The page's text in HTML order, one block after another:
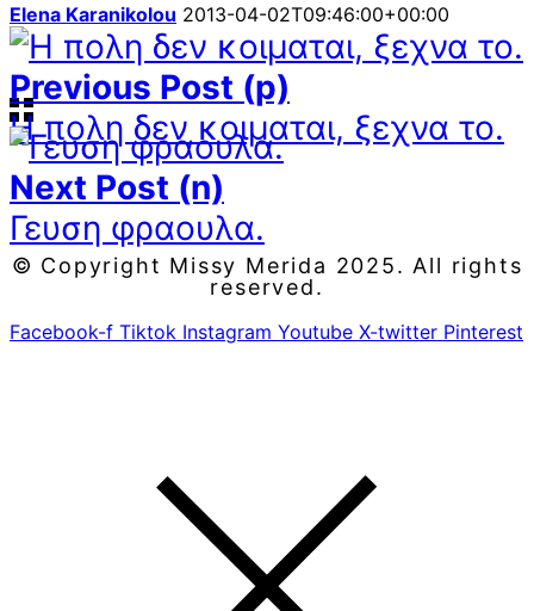
Elena Karanikolou 2013-04-02T09:46:00+00:00
Previous Post (p)
Η πολη δεν κοιμαται, ξεχνα το.
Next Post (n)
Γευση φραουλα.
© Copyright Missy Merida 2025. All rights
reserved.
Facebook-f Tiktok Instagram Youtube X-twitter Pinterest